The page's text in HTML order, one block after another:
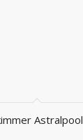
Astralpool